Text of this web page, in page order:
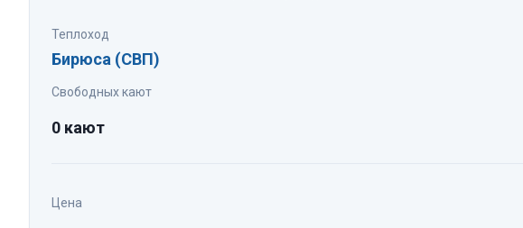
Теплоход
Бирюса (СВП)
Свободных кают
0 кают
Цена